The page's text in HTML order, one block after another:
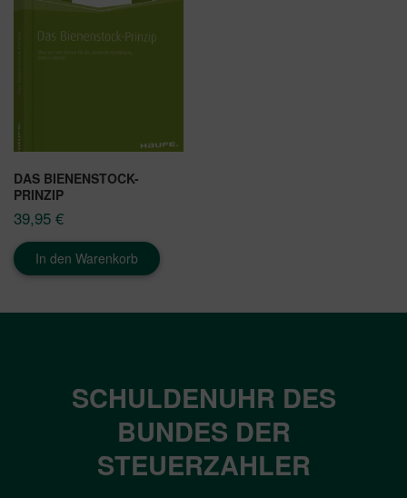
DAS BIENENSTOCK-
PRINZIP
39,95 €
In den Warenkorb
SCHULDENUHR DES
BUNDES DER
STEUERZAHLER